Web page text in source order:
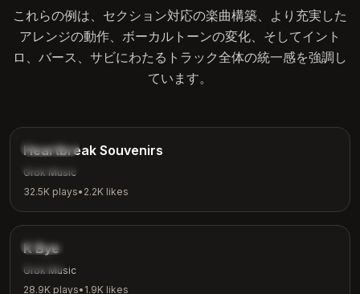
これらの例は、セクション対応の楽曲構築、より充実した
アレンジの動作、ボーカルトーンの変化、そしてイント
ロ、バース、サビにわたるトラック全体の統一感を強調し
ています。
Ballad
Heartbreak Souvenirs
Grok Music
32.5K plays• 2.2K likes
Indie
K Bye
Grok Music
28.9K plays• 1.9K likes